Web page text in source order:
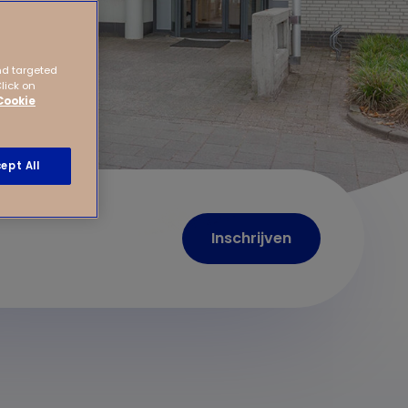
Inschrijven
targeted
on
All